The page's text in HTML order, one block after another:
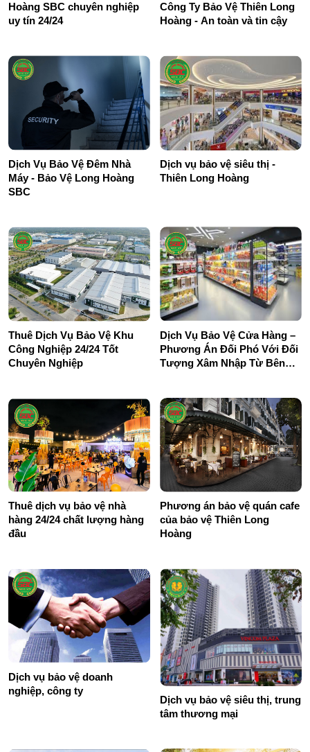
Hoàng SBC chuyên nghiệp
uy tín 24/24
Công Ty Bảo Vệ Thiên Long
Hoàng - An toàn và tin cậy
Dịch Vụ Bảo Vệ Đêm Nhà
Máy - Bảo Vệ Long Hoàng
SBC
Dịch vụ bảo vệ siêu thị -
Thiên Long Hoàng
Thuê Dịch Vụ Bảo Vệ Khu
Công Nghiệp 24/24 Tốt
Chuyên Nghiệp
Dịch Vụ Bảo Vệ Cửa Hàng –
Phương Án Đối Phó Với Đối
Tượng Xâm Nhập Từ Bên
Thuê dịch vụ bảo vệ nhà
hàng 24/24 chất lượng hàng
đầu
Phương án bảo vệ quán cafe
của bảo vệ Thiên Long
Hoàng
Dịch vụ bảo vệ doanh
nghiệp, công ty
Dịch vụ bảo vệ siêu thị, trung
tâm thương mại